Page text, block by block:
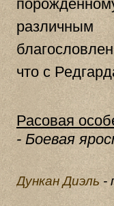
что с
Расовая
- Боевая
Дункан Диэль-